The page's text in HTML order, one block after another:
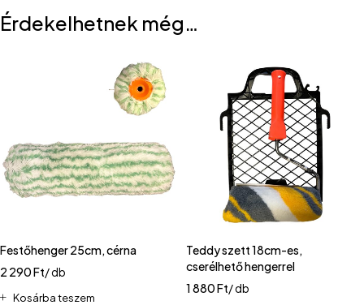
Érdekelhetnek még…
Festőhenger 25cm, cérna
2 290Ft/ db
Kosárba teszem
Teddy szett 18cm-es,
cserélhető hengerrel
1 880Ft/ db